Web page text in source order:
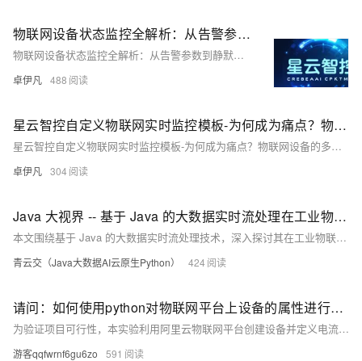
物联网设备状态监控全解析：从告警参数到静默管理的深度指南-优雅草卓伊凡
物联网设备状态监控全解析：从告警参数到静默管理的深度指南-优雅草卓伊凡
卓伊凡 488
星云智控自定义物联网实时监控模板-为何成为痛点？物联网设备的多样化-优雅草卓伊凡
星云智控自定义物联网实时监控模板-为何成为痛点？物联网设备的多样化-优雅草卓伊凡
卓伊凡 304
Java 大视界 -- 基于 Java 的大数据实时流处理在工业物联网设备状态监测中的应用与挑战（167）
本文围绕基于 Java 的大数据实时流处理技术，深入探讨其在工业物联网设备状态监测中的应用与挑战。不仅介绍了技术架构、原理和案例，还引入边缘计算技术，提出应对数据质量、性能和安全等问题的策略。
青云交（Java大数据AI云原生Python） 424
请问：如何使用python对物联网平台上设备的属性进行更改？
为验证项目可行性，本实验利用阿里云物联网平台创建设备并定义电流、电压两个整型属性。通过Python与平台交互，实现对设备属性的控制，确保后续项目的顺利进行。此过程涵盖设备连接、数据传输及属性调控等功能。
游客qqfwrnf6gu6zo 591